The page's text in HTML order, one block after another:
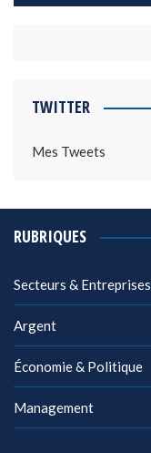
TWITTER
Mes Tweets
RUBRIQUES
Secteurs & Entreprises
Argent
Économie & Politique
Management